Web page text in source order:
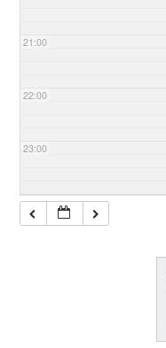
21:00
22:00
23:00